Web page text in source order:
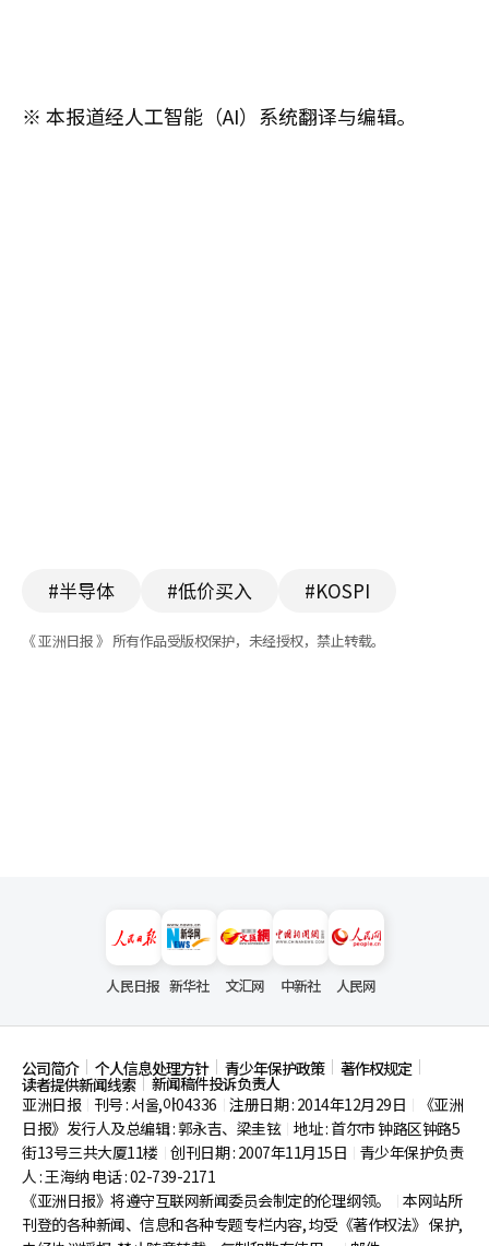
※ 本报道经人工智能（AI）系统翻译与编辑。
#半导体 #低价买入 #KOSPI
《 亚洲日报 》 所有作品受版权保护，未经授权，禁止转载。
人民日报 新华社 文汇网 中新社 人民网
公司简介 个人信息处理方针 青少年保护政策 著作权规定
读者提供新闻线索
新闻稿件投诉负责人
亚洲日报
刊号 : 서울,아04336 注册日期 : 2014年12月29日
《亚洲
日报》发行人及总编辑 : 郭永吉、梁圭铉 地址 : 首尔市钟路区钟路5
街13号三共大厦11楼 创刊日期 : 2007年11月15日
青少年保护负责
人 : 王海纳 电话 : 02-739-2171
《亚洲日报》将遵守互联网新闻委员会制定的伦理纲领。
本网站所
刊登的各种新闻、信息和各种专题专栏内容, 均受《著作权法》 保护,